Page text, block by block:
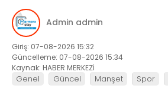
Admin admin
Giriş: 07-08-2026 15:32
Güncelleme: 07-08-2026 15:34
Kaynak: HABER MERKEZİ
Genel Güncel Manşet Spor